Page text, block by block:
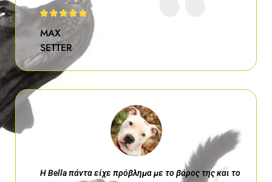
MAX
SETTER
ΗBellaπάντα είχε πρόβλημα με το βάρος της και το